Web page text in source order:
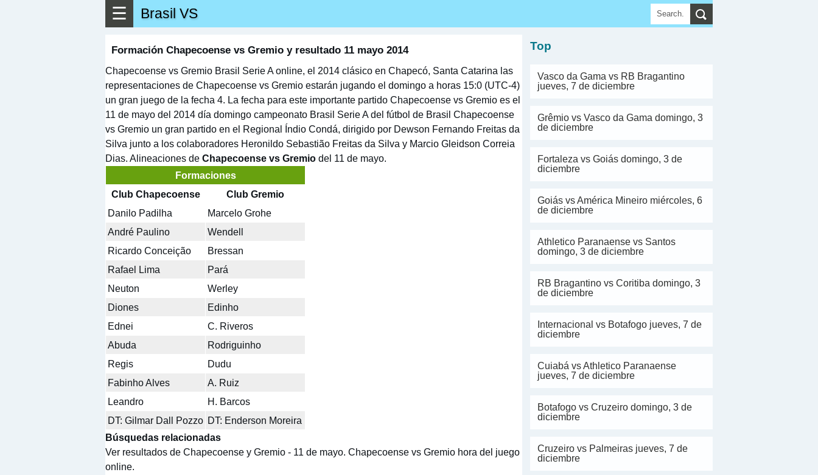
☰ Brasil VS
Formación Chapecoense vs Gremio y resultado 11 mayo 2014
Chapecoense vs Gremio Brasil Serie A online, el 2014 clásico en Chapecó, Santa Catarina las
representaciones de Chapecoense vs Gremio estarán jugando el domingo a horas 15:0 (UTC-4)
un gran juego de la fecha 4. La fecha para este importante partido Chapecoense vs Gremio es el
11 de mayo del 2014 día domingo campeonato Brasil Serie A del fútbol de Brasil Chapecoense
vs Gremio un gran partido en el Regional Índio Condá, dirigido por Dewson Fernando Freitas da
Silva junto a los colaboradores Heronildo Sebastião Freitas da Silva y Marcio Gleidson Correia
Dias. Alineaciones de Chapecoense vs Gremio del 11 de mayo.
Formaciones
Club Chapecoense
Club Gremio
Danilo Padilha
Marcelo Grohe
André Paulino
Wendell
Ricardo Conceição
Bressan
Rafael Lima
Pará
Neuton
Werley
Diones
Edinho
Ednei
C. Riveros
Abuda
Rodriguinho
Regis
Dudu
Fabinho Alves
A. Ruiz
Leandro
H. Barcos
DT: Gilmar Dall Pozzo DT: Enderson Moreira
Búsquedas relacionadas
Ver resultados de Chapecoense y Gremio - 11 de mayo. Chapecoense vs Gremio hora del juego
online.
Top
Vasco da Gama vs RB Bragantino
jueves, 7 de diciembre
Grêmio vs Vasco da Gama domingo, 3
de diciembre
Fortaleza vs Goiás domingo, 3 de
diciembre
Goiás vs América Mineiro miércoles, 6
de diciembre
Athletico Paranaense vs Santos
domingo, 3 de diciembre
RB Bragantino vs Coritiba domingo, 3
de diciembre
Internacional vs Botafogo jueves, 7 de
diciembre
Cuiabá vs Athletico Paranaense
jueves, 7 de diciembre
Botafogo vs Cruzeiro domingo, 3 de
diciembre
Cruzeiro vs Palmeiras jueves, 7 de
diciembre
▶ Ver más ▼